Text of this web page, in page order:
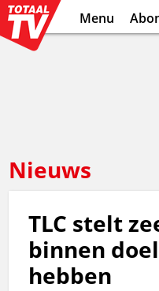
Menu
Nieuws
TLC stelt
binnen
hebben